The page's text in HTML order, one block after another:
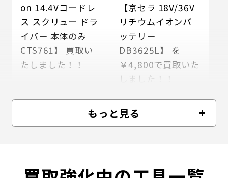
on 14.4Vコードレ
ス スクリュー ドラ
イバー 本体のみ
CTS761】 買取い
たしました！！
【京セラ 18V/36V
リチウムイオンバ
ッテリー
DB3625L】 を
￥4,800で買取いた
しました！！
買取参考価格
もっと見る